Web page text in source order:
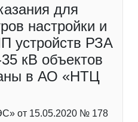
для
настройки и
устройств РЗА
кВ объектов
в АО «НТЦ
от 15.05.2020 № 178